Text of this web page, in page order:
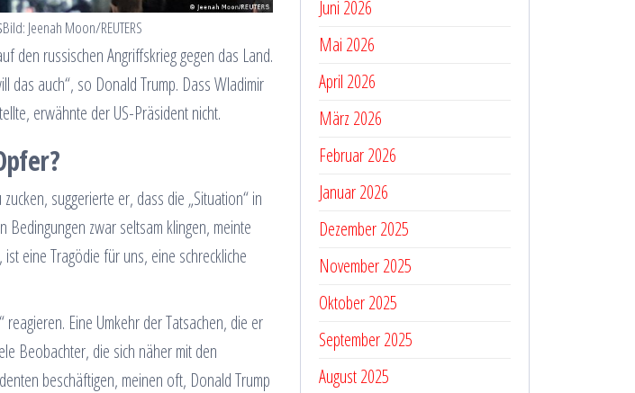
Bild: Jeenah Moon/REUTERS
den russischen Angriffskrieg gegen das Land.
das auch“, so Donald Trump. Dass Wladimir
erwähnte der US-Präsident nicht.
suggerierte er, dass die „Situation“ in
Bedingungen zwar seltsam klingen, meinte
eine Tragödie für uns, eine schreckliche
Eine Umkehr der Tatsachen, die er
Beobachter, die sich näher mit den
beschäftigen, meinen oft, Donald Trump
Juni 2026
Mai 2026
April 2026
März 2026
Februar 2026
Januar 2026
Dezember 2025
November 2025
Oktober 2025
September 2025
August 2025